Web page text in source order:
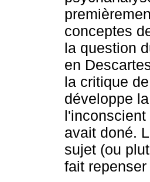
conceptes
la question
en
la critique
développe
avait doné.
sujet (ou
fait